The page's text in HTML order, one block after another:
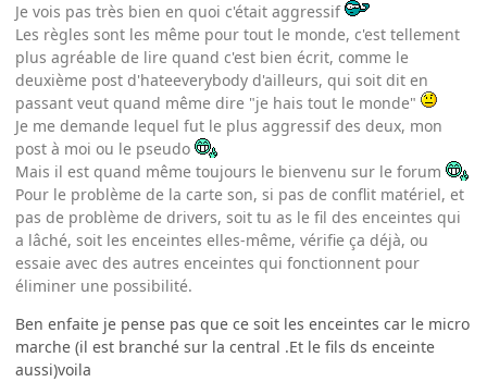
Je vois pas très bien en quoi c'était aggressif
Les règles sont les même pour tout le monde, c'est tellement
plus agréable de lire quand c'est bien écrit, comme le
deuxième post d'hateeverybody d'ailleurs, qui soit dit en
passant veut quand même dire "je hais tout le monde"
Je me demande lequel fut le plus aggressif des deux, mon
post à moi ou le pseudo
Mais il est quand même toujours le bienvenu sur le forum
Pour le problème de la carte son, si pas de conflit matériel, et
pas de problème de drivers, soit tu as le fil des enceintes qui
a lâché, soit les enceintes elles-même, vérifie ça déjà, ou
essaie avec des autres enceintes qui fonctionnent pour
éliminer une possibilité.
Ben enfaite je pense pas que ce soit les enceintes car le micro
marche (il est branché sur la central .Et le fils ds enceinte
aussi)voila